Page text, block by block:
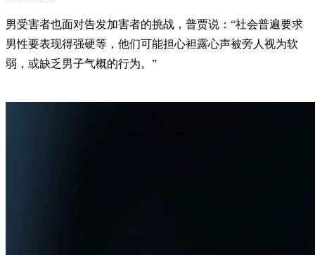
男受害者也面对告发加害者的挑战，普贾说：“社会普遍要求
男性要表现得强硬等，他们可能担心袒露心声被旁人视为软
弱，或缺乏男子气概的行为。”